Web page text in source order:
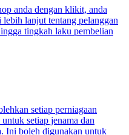
anda dengan klikit, anda
lanjut tentang pelanggan
tingkah laku pembelian
setiap perniagaan
setiap jenama dan
Ini boleh digunakan untuk